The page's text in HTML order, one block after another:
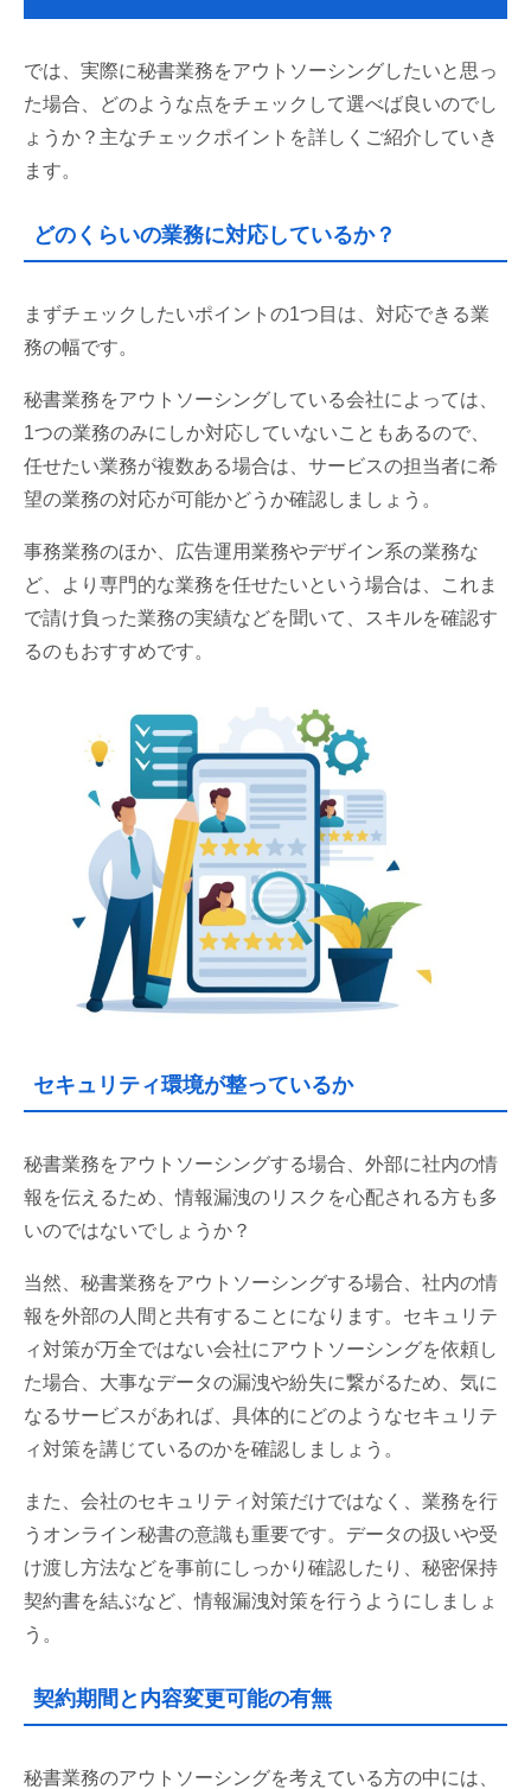
では、実際に秘書業務をアウトソーシングしたいと思っ
た場合、どのような点をチェックして選べば良いのでし
ょうか？主なチェックポイントを詳しくご紹介していき
ます。
どのくらいの業務に対応しているか？
まずチェックしたいポイントの1つ目は、対応できる業
務の幅です。
秘書業務をアウトソーシングしている会社によっては、
1つの業務のみにしか対応していないこともあるので、
任せたい業務が複数ある場合は、サービスの担当者に希
望の業務の対応が可能かどうか確認しましょう。
事務業務のほか、広告運用業務やデザイン系の業務な
ど、より専門的な業務を任せたいという場合は、これま
で請け負った業務の実績などを聞いて、スキルを確認す
るのもおすすめです。
セキュリティ環境が整っているか
秘書業務をアウトソーシングする場合、外部に社内の情
報を伝えるため、情報漏洩のリスクを心配される方も多
いのではないでしょうか？
当然、秘書業務をアウトソーシングする場合、社内の情
報を外部の人間と共有することになります。セキュリテ
ィ対策が万全ではない会社にアウトソーシングを依頼し
た場合、大事なデータの漏洩や紛失に繋がるため、気に
なるサービスがあれば、具体的にどのようなセキュリテ
ィ対策を講じているのかを確認しましょう。
また、会社のセキュリティ対策だけではなく、業務を行
うオンライン秘書の意識も重要です。データの扱いや受
け渡し方法などを事前にしっかり確認したり、秘密保持
契約書を結ぶなど、情報漏洩対策を行うようにしましょ
う。
契約期間と内容変更可能の有無
秘書業務のアウトソーシングを考えている方の中には、